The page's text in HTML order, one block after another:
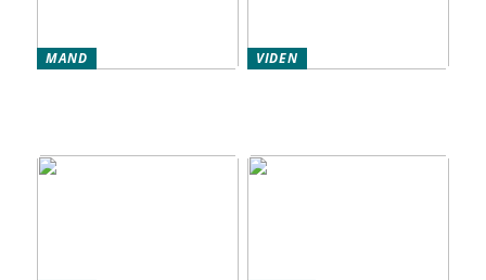
MAND VIDEN